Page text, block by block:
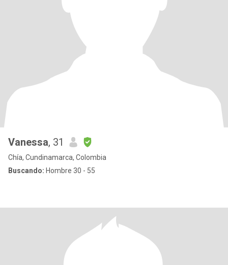
Vanessa, 31
Chía, Cundinamarca, Colombia
Buscando: Hombre 30 - 55